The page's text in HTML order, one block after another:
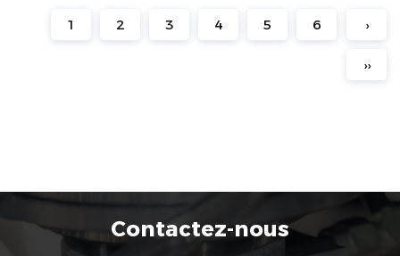
1 2 3 4 5 6 ›
››
Contactez-nous